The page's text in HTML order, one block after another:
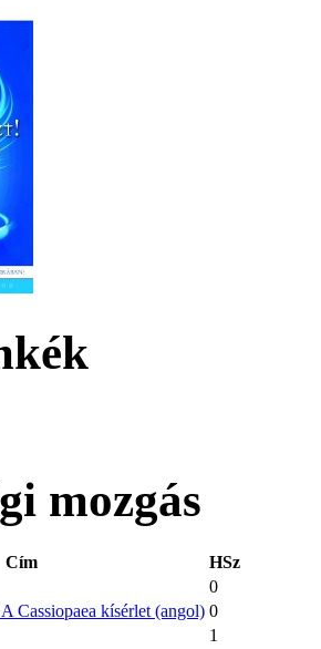
mozgás
Cím
HSz
0
Cassiopaea kísérlet (angol) 0
1